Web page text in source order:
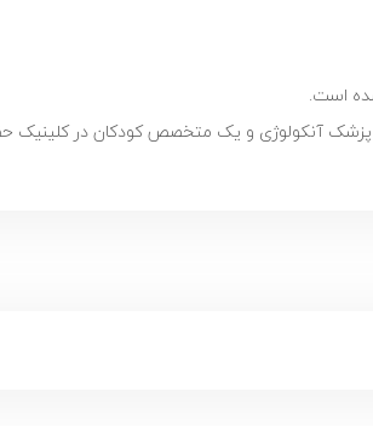
است.
پزشک آنکولوژی و یک متخصص کودکان در کلینیک